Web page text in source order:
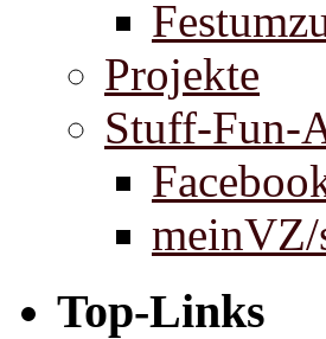
Projekte
Stuff-Fun-
Top-Links